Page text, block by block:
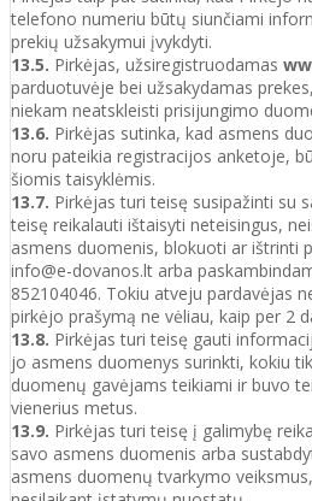
telefono numeriu būtų siunčiami
prekių užsakymui įvykdyti.
13.5. Pirkėjas, užsiregistruodamas
parduotuvėje bei užsakydamas
niekam neatskleisti prisijungimo
13.6. Pirkėjas sutinka, kad asmens
noru pateikia registracijos anketoje,
šiomis taisyklėmis.
13.7. Pirkėjas turi teisę susipažinti su
teisę reikalauti ištaisyti neteisingus,
asmens duomenis, blokuoti ar ištrinti
info@e-dovanos.lt arba
852104046. Tokiu atveju pardavėjas
pirkėjo prašymą ne vėliau, kaip per 2
13.8. Pirkėjas turi teisę gauti
jo asmens duomenys surinkti, kokiu
duomenų gavėjams teikiami ir buvo
vienerius metus.
13.9. Pirkėjas turi teisę į galimybę
savo asmens duomenis arba
asmens duomenų tvarkymo